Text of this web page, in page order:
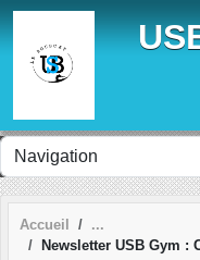
Accueil
Newsletter USB Gym :
Panneau de gestion des